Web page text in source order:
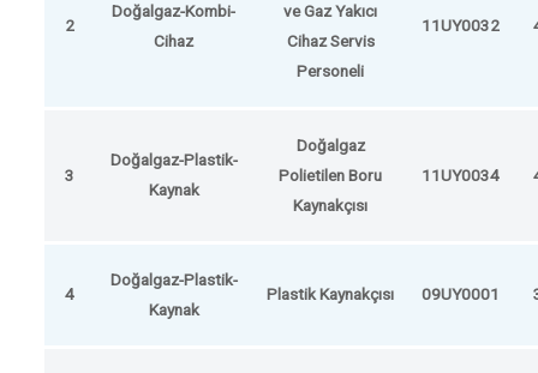
2
Doğalgaz-Kombi-
Cihaz
ve Gaz Yakıcı
Cihaz Servis
Personeli
11UY0032
3
Doğalgaz-Plastik-
Kaynak
Doğalgaz
Polietilen Boru
Kaynakçısı
11UY0034
4
Doğalgaz-Plastik-
Kaynak
Plastik Kaynakçısı 09UY0001